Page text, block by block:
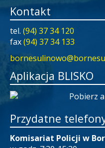
Kontakt
tel. (94) 37 34 120
fax(94) 37 34 133
Aplikacja BLISKO
Przydatne
Komisariat Policji w